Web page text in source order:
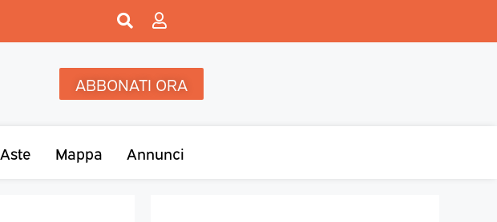
ABBONATI ORA
Aste Mappa Annunci